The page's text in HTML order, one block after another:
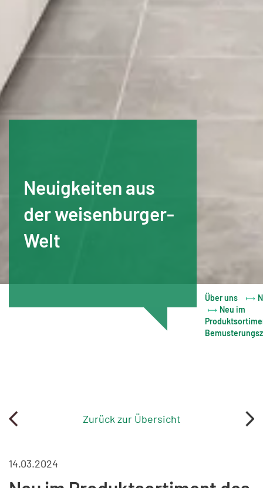
Neuigkeiten aus
der weisenburger-
Welt
Über uns
Neu im
Zurück zur Übersicht
14.03.2024